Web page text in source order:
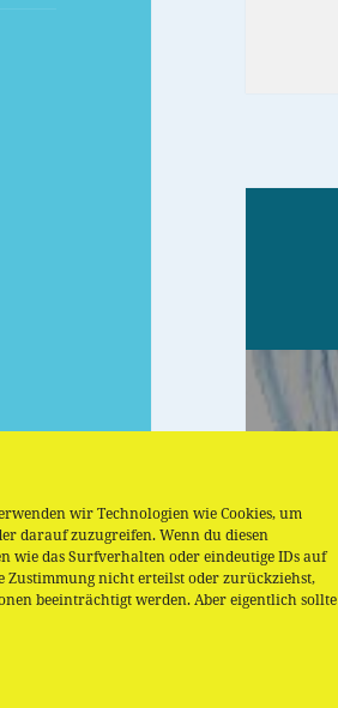
wir Technologien wie Cookies, um
darauf zuzugreifen. Wenn du diesen
wie das Surfverhalten oder eindeutige IDs auf
Zustimmung nicht erteilst oder zurückziehst,
beeinträchtigt werden. Aber eigentlich sollte